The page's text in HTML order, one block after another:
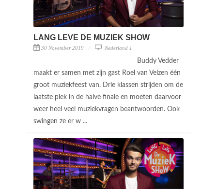
LANG LEVE DE MUZIEK SHOW
30 November 2019 Nederland 1
Buddy Vedder
maakt er samen met zijn gast Roel van Velzen één
groot muziekfeest van. Drie klassen strijden om de
laatste plek in de halve finale en moeten daarvoor
weer heel veel muziekvragen beantwoorden. Ook
swingen ze er w ...